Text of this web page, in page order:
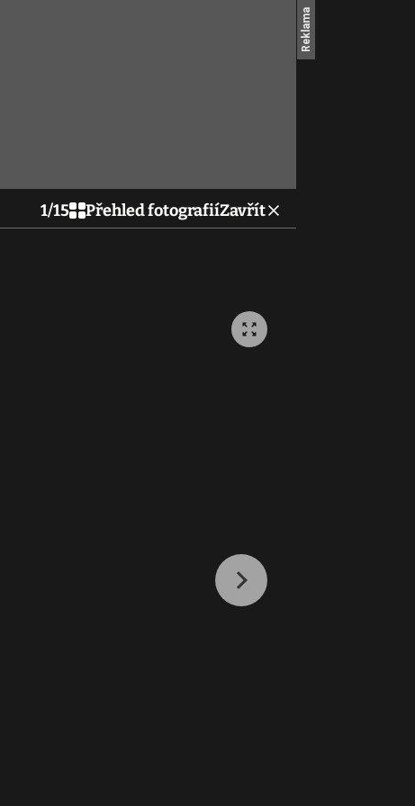
1/15 Přehled fotografiíZavřít